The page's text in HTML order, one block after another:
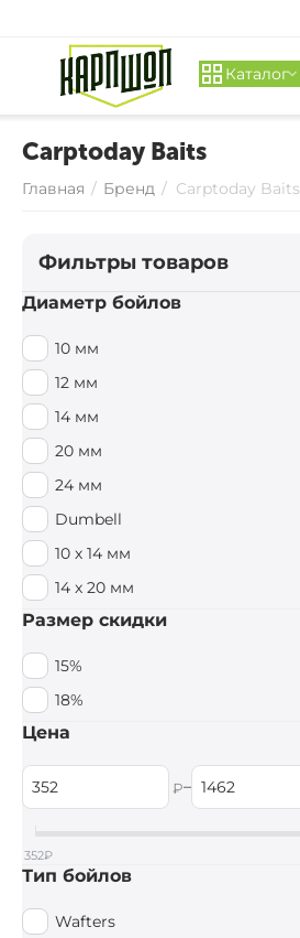
Каталог
Carptoday Baits
Главная / Бренд / Carptoday Baits
Фильтры товаров
Диаметр бойлов
10 мм
12 мм
14 мм
20 мм
24 мм
Dumbell
10 х 14 мм
14 x 20 мм
Размер скидки
15%
18%
Цена
₽–
352₽
Тип бойлов
Wafters